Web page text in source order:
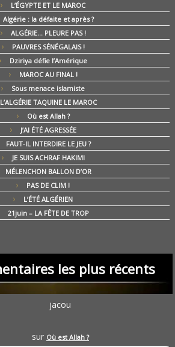
L’ÉGYPTE ET LE MAROC
Algérie : la défaite et après ?
ALGÉRIE… PLEURE PAS !
PAUVRES SÉNÉGALAIS !
Dziriya défie l’Amérique
MAROC AU FINAL !
Sous menace islamiste
L’ALGÉRIE TAQUINE LE MAROC
Où est Allah ?
J’AI ÉTÉ AGRESSÉE
FAUT-IL INTERDIRE LE JEU ?
JE SUIS ACHRAF HAKIMI
MÉLENCHON BALLON D’OR
PAS DE CLIM !
L’ÉTÉ ALGÉRIEN
21juin – LA FÊTE DE TROP
les plus récents
jacou
sur Où est Allah ?